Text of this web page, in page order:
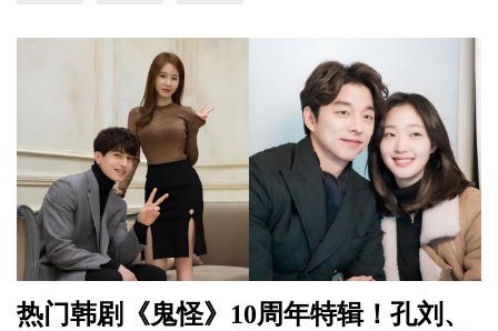
热门韩剧《鬼怪》10周年特辑！孔刘、